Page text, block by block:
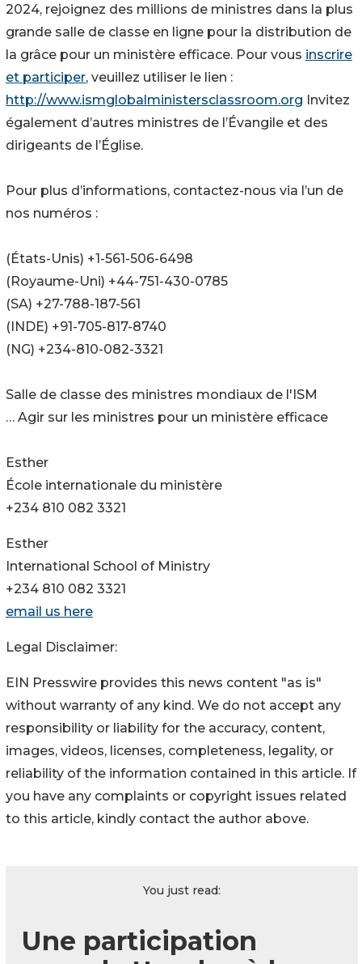
2024, rejoignez des millions de ministres dans la plus
grande salle de classe en ligne pour la distribution de
la grâce pour un ministère efficace. Pour vous inscrire
et participer, veuillez utiliser le lien :
http://www.ismglobalministersclassroom.org Invitez
également d’autres ministres de l’Évangile et des
dirigeants de l’Église.
Pour plus d’informations, contactez-nous via l’un de
nos numéros :
(États-Unis) +1-561-506-6498
(Royaume-Uni) +44-751-430-0785
(SA) +27-788-187-561
(INDE) +91-705-817-8740
(NG) +234-810-082-3321
Salle de classe des ministres mondiaux de l'ISM
… Agir sur les ministres pour un ministère efficace
Esther
École internationale du ministère
+234 810 082 3321
Esther
International School of Ministry
+234 810 082 3321
email us here
Legal Disclaimer:
EIN Presswire provides this news content "as is"
without warranty of any kind. We do not accept any
responsibility or liability for the accuracy, content,
images, videos, licenses, completeness, legality, or
reliability of the information contained in this article. If
you have any complaints or copyright issues related
to this article, kindly contact the author above.
You just read:
Une participation